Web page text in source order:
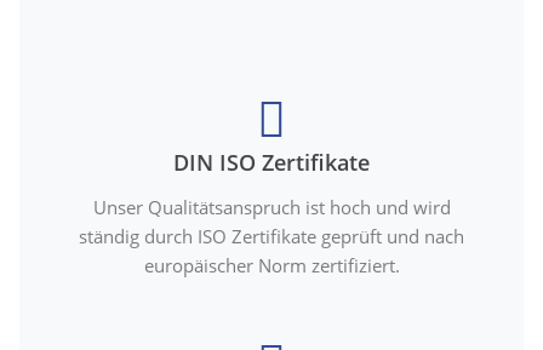
DIN ISO Zertifikate
Unser Qualitätsanspruch ist hoch und wird
ständig durch ISO Zertifikate geprüft und nach
europäischer Norm zertifiziert.